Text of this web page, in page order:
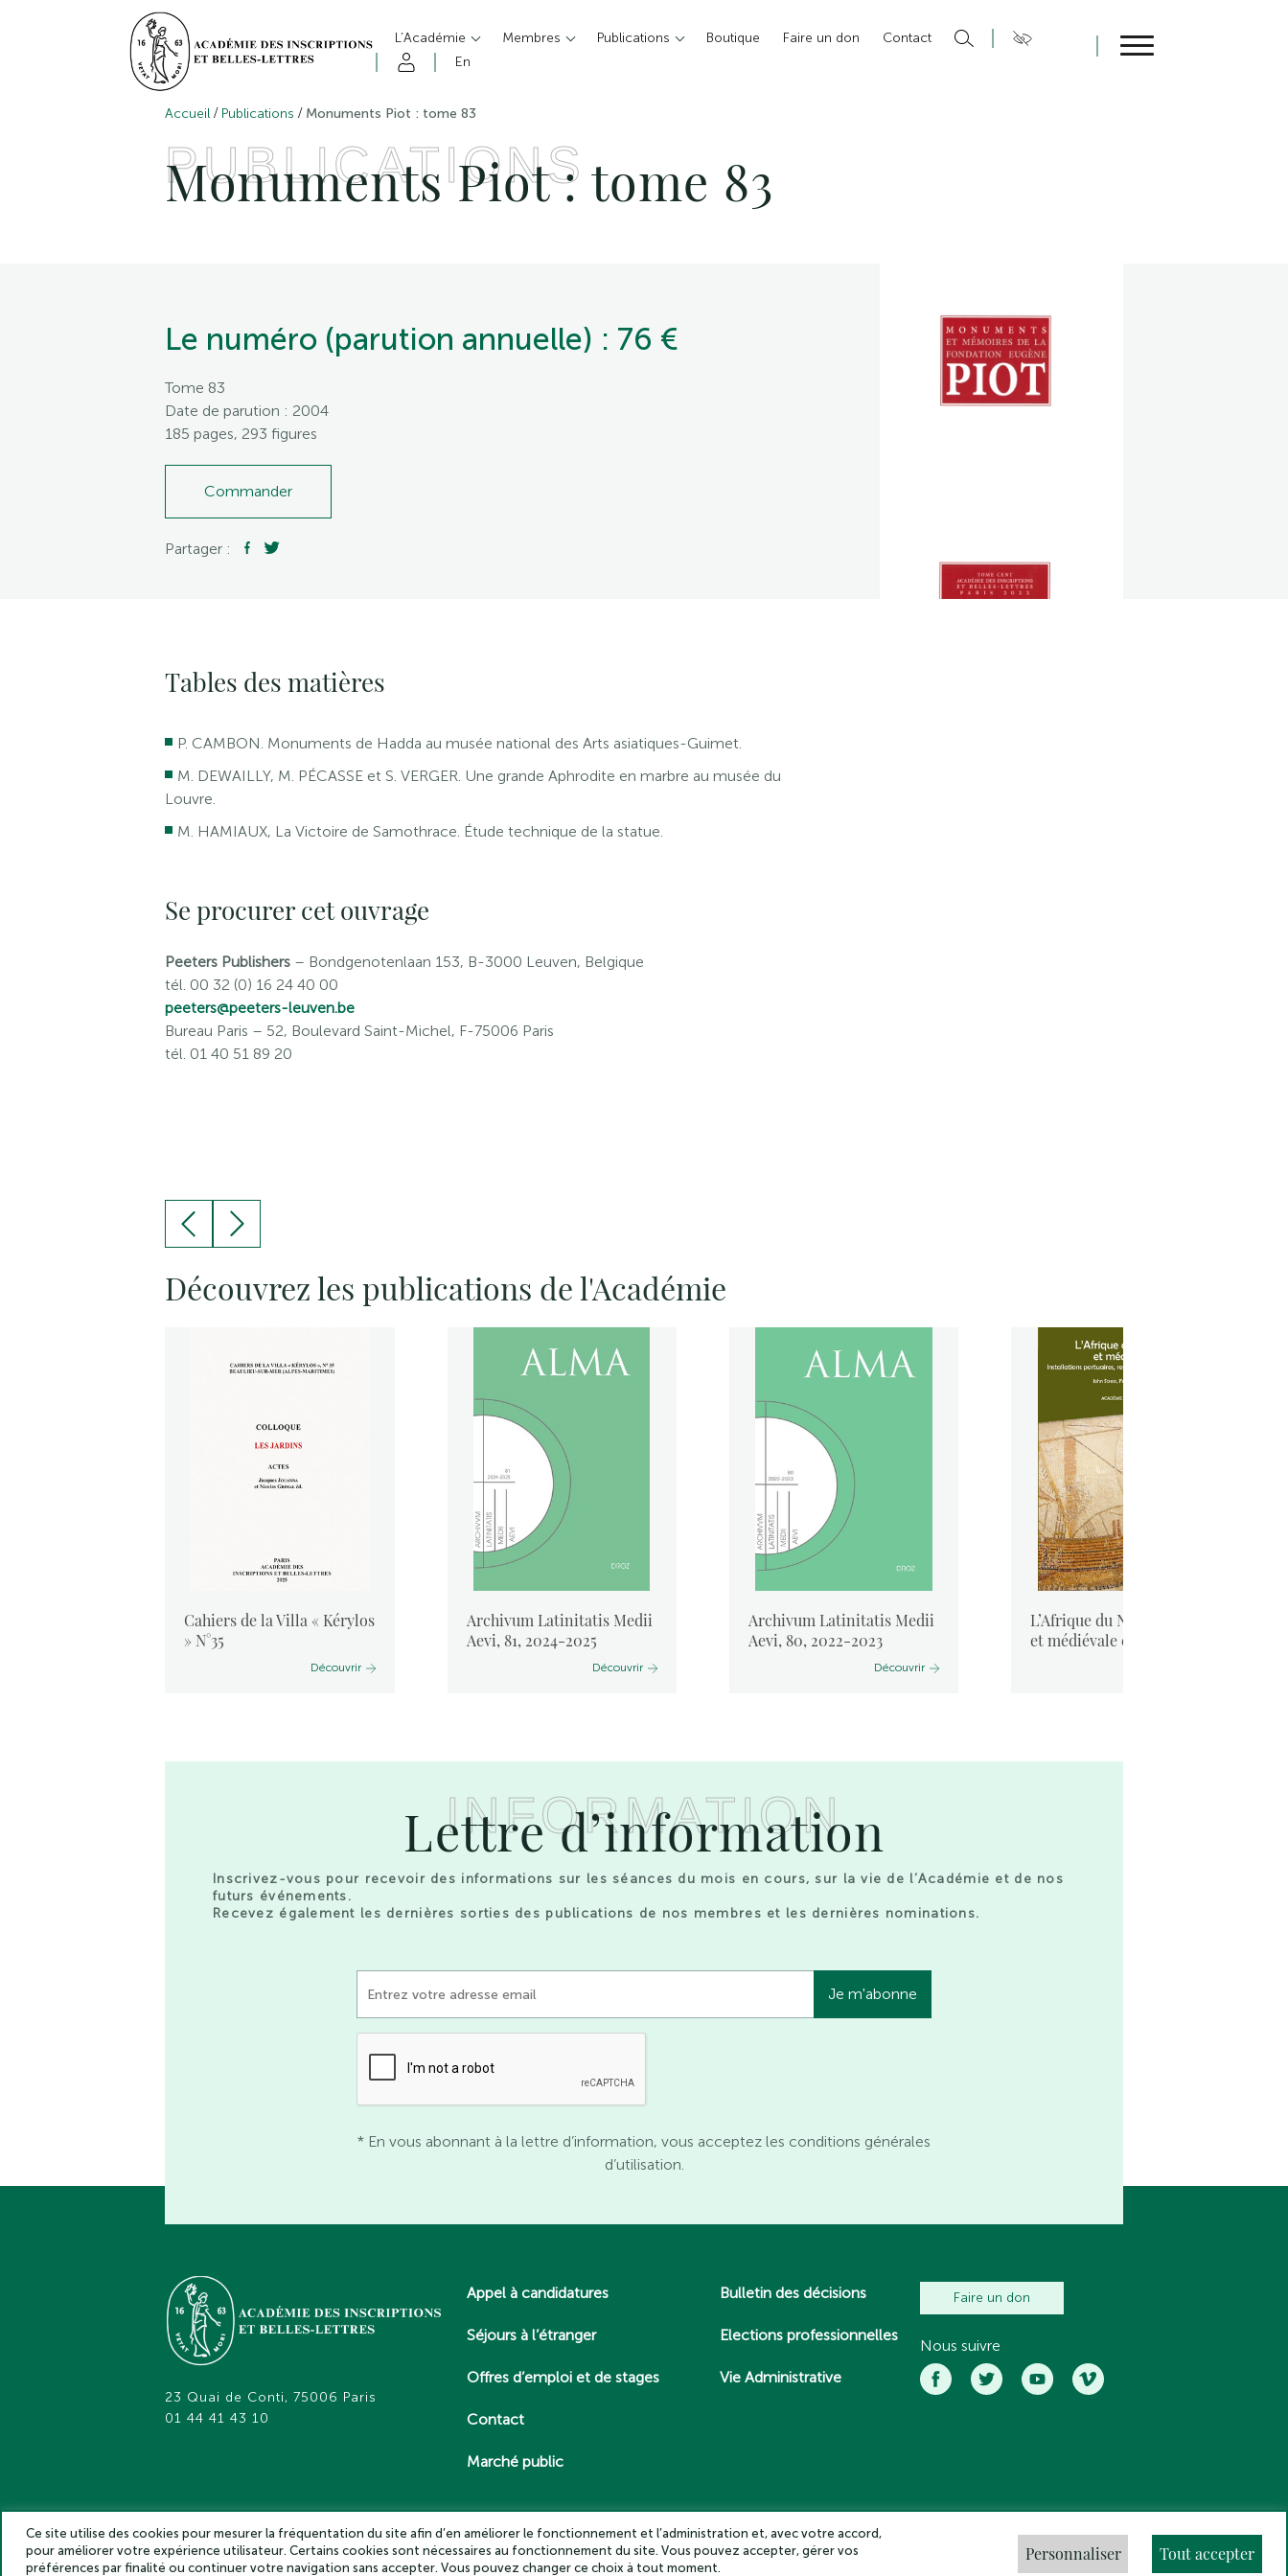
L’Académie Membres Publications Boutique Faire un don
Contact
En
Accueil / Publications / Monuments Piot : tome 83
PUBLICATIONS
Monuments Piot : tome 83
Le numéro (parution annuelle) : 76 €
Tome 83
Date de parution : 2004
185 pages, 293 figures
Commander
Partager :
Tables des matières
P. CAMBON. Monuments de Hadda au musée national des Arts asiatiques-Guimet.
M. DEWAILLY, M. PÉCASSE et S. VERGER. Une grande Aphrodite en marbre au musée du
Louvre.
M. HAMIAUX, La Victoire de Samothrace. Étude technique de la statue.
Se procurer cet ouvrage
Peeters Publishers – Bondgenotenlaan 153, B-3000 Leuven, Belgique
tél. 00 32 (0) 16 24 40 00
peeters@peeters-leuven.be
Bureau Paris – 52, Boulevard Saint-Michel, F-75006 Paris
tél. 01 40 51 89 20
Découvrez les publications de l'Académie
Cahiers de la Villa « Kérylos
» N°35
Découvrir
Archivum Latinitatis Medii
Aevi, 81, 2024-2025
Découvrir
Archivum Latinitatis Medii
Aevi, 80, 2022-2023
Découvrir
L’Afrique du Nord antique
et médiévale et la mer. ...
INFORMATION
Lettre d’information
Inscrivez-vous pour recevoir des informations sur les séances du mois en cours, sur la vie de l’Académie et de nos
futurs événements.
Recevez également les dernières sorties des publications de nos membres et les dernières nominations.
* En vous abonnant à la lettre d’information, vous acceptez les conditions générales
d’utilisation.
23 Quai de Conti, 75006 Paris
01 44 41 43 10
Appel à candidatures
Séjours à l’étranger
Offres d’emploi et de stages
Contact
Marché public
Bulletin des décisions
Elections professionnelles
Vie Administrative
Faire un don
Nous suivre
Académie des inscriptions et belles lettres – Tous droits réservés 2025 Politique de confidentialité
Ce site utilise des cookies pour mesurer la fréquentation du site afin d’en améliorer le fonctionnement et l’administration et, avec votre accord,
pour améliorer votre expérience utilisateur. Certains cookies sont nécessaires au fonctionnement du site. Vous pouvez accepter, gérer vos
préférences par finalité ou continuer votre navigation sans accepter. Vous pouvez changer ce choix à tout moment.
Personnaliser Tout accepter